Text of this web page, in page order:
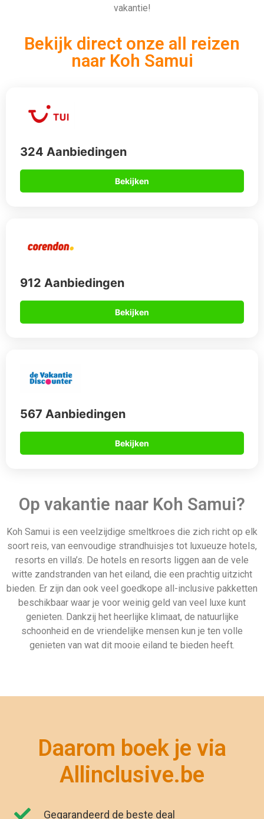
vakantie!
Bekijk direct onze all reizen
naar Koh Samui
324 Aanbiedingen
Bekijken
912 Aanbiedingen
Bekijken
567 Aanbiedingen
Bekijken
Op vakantie naar Koh Samui?
Koh Samui is een veelzijdige smeltkroes die zich richt op elk
soort reis, van eenvoudige strandhuisjes tot luxueuze hotels,
resorts en villa’s. De hotels en resorts liggen aan de vele
witte zandstranden van het eiland, die een prachtig uitzicht
bieden. Er zijn dan ook veel goedkope all-inclusive pakketten
beschikbaar waar je voor weinig geld van veel luxe kunt
genieten. Dankzij het heerlijke klimaat, de natuurlijke
schoonheid en de vriendelijke mensen kun je ten volle
genieten van wat dit mooie eiland te bieden heeft.
Daarom boek je via
Allinclusive.be
Gegarandeerd de beste deal